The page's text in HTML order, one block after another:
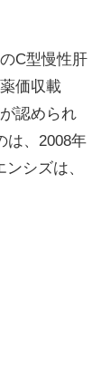
C型慢性肝
価収載
認められ
は、2008年
シズは、